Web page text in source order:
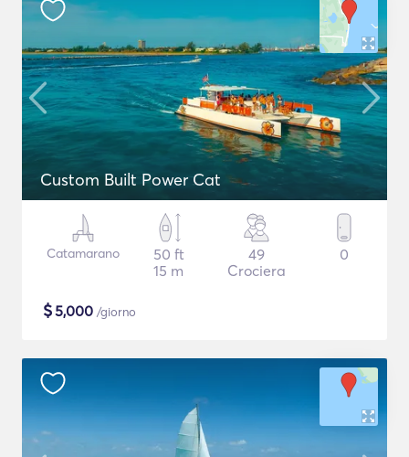
Custom Built Power Cat
Catamarano
50 ft
15 m
49
Crociera
0
$5,000 /giorno